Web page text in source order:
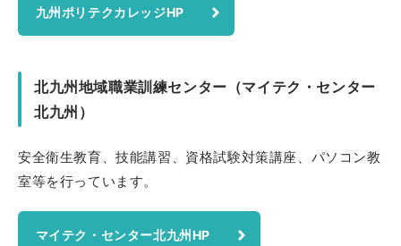
九州ポリテクカレッジHP
北九州地域職業訓練センター（マイテク・センター
北九州）
安全衛生教育、技能講習、資格試験対策講座、パソコン教
室等を行っています。
マイテク・センター北九州HP